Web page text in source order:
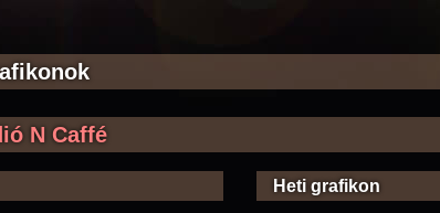
N Caffé
Heti grafikon